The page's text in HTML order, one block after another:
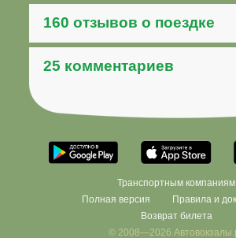
160 отзывов о поездке
25 комментариев
Транспортным компаниям
Полная версия
Правила и
Возврат билета
© 2008—2026